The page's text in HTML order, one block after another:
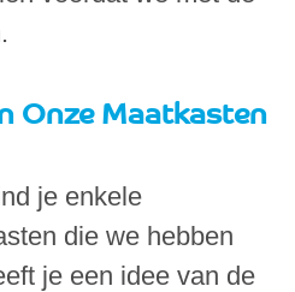
Onze Maatkasten
je enkele
die we hebben
je een idee van de